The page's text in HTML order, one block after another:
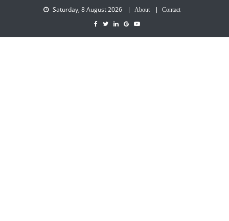
Saturday, 8 August 2026 About Contact